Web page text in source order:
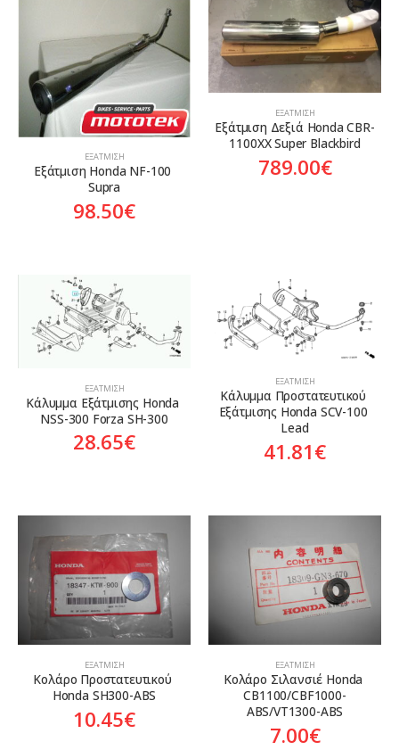
ΕΞΆΤΜΙΣΗ
Εξάτμιση Honda NF-100
Supra
98.50€
ΕΞΆΤΜΙΣΗ
Εξάτμιση Δεξιά Honda CBR-
1100XX Super Blackbird
789.00€
ΕΞΆΤΜΙΣΗ
Κάλυμμα Εξάτμισης Honda
NSS-300 Forza SH-300
28.65€
ΕΞΆΤΜΙΣΗ
Κάλυμμα Προστατευτικού
Εξάτμισης Honda SCV-100
Lead
41.81€
ΕΞΆΤΜΙΣΗ
Κολάρο Προστατευτικού
Ηonda SH300-ABS
10.45€
ΕΞΆΤΜΙΣΗ
Κολάρο Σιλανσιέ Honda
CB1100/CBF1000-
ABS/VT1300-ABS
7.00€